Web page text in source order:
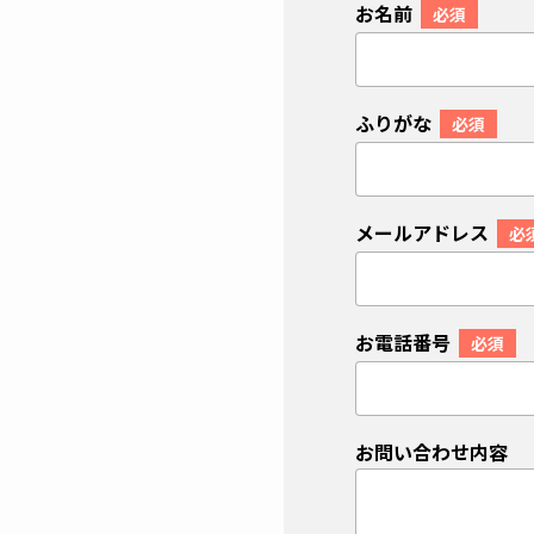
お名前 必須
ふりがな 必須
メールアドレス 必
お電話番号 必須
お問い合わせ内容